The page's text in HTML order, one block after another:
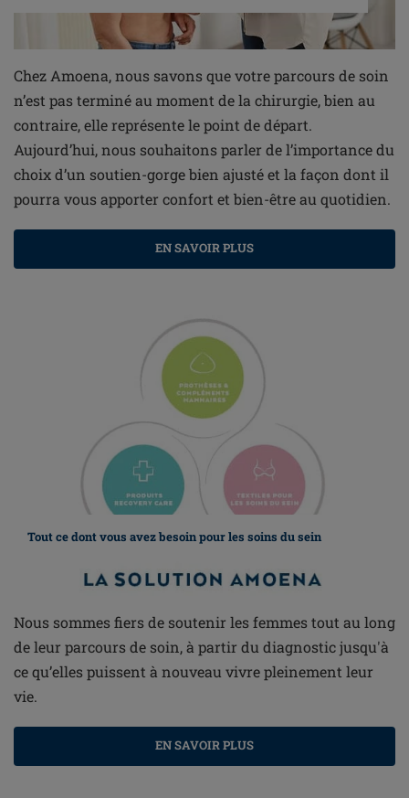
Chez Amoena, nous savons que votre parcours de soin
n’est pas terminé au moment de la chirurgie, bien au
contraire, elle représente le point de départ.
Aujourd’hui, nous souhaitons parler de l’importance du
choix d’un soutien-gorge bien ajusté et la façon dont il
pourra vous apporter confort et bien-être au quotidien.
EN SAVOIR PLUS
Tout ce dont vous avez besoin pour les soins du sein
Nous sommes fiers de soutenir les femmes tout au long
de leur parcours de soin, à partir du diagnostic jusqu'à
ce qu’elles puissent à nouveau vivre pleinement leur
vie.
EN SAVOIR PLUS